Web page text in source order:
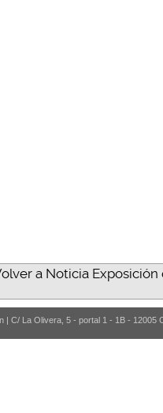
a Noticia Exposición
C/ La Olivera, 5 - portal 1 - 1B - 12005